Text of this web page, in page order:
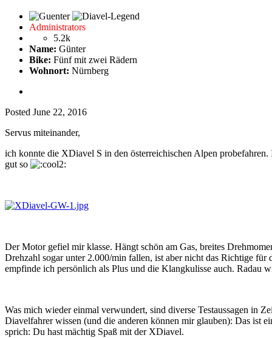
Administrators
5.2k
Name: Günter
Bike: Fünf mit zwei Rädern
Wohnort: Nürnberg
Posted June 22, 2016
Servus miteinander,
ich konnte die XDiavel S in den österreichischen Alpen
gut so
Der Motor gefiel mir klasse. Hängt schön am Gas, breites
Drehzahl sogar unter 2.000/min fallen, ist aber nicht das Richtige
empfinde ich persönlich als Plus und die Klangkulisse auch. Radau
Was mich wieder einmal verwundert, sind diverse Testaussagen in
Diavelfahrer wissen (und die anderen können mir glauben): Das ist
sprich: Du hast mächtig Spaß mit der XDiavel.